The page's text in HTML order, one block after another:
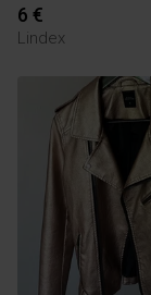
6 €
Lindex